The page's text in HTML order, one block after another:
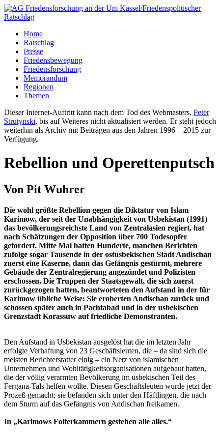
Home
Ratschlag
Presse
Friedensbewegung
Friedensforschung
Memorandum
Regionen
Themen
Dieser Internet-Auftritt kann nach dem Tod des Webmasters, Peter
Strutynski, bis auf Weiteres nicht aktualisiert werden. Er steht jedoch
weiterhin als Archiv mit Beiträgen aus den Jahren 1996 – 2015 zur
Verfügung.
Rebellion und Operettenputsch
Von Pit Wuhrer
Die wohl größte Rebellion gegen die Diktatur von Islam
Karimow, der seit der Unabhängigkeit von Usbekistan (1991)
das bevölkerungsreichste Land von Zentralasien regiert, hat
nach Schätzungen der Opposition über 700 Todesopfer
gefordert. Mitte Mai hatten Hunderte, manchen Berichten
zufolge sogar Tausende in der ostusbekischen Stadt Andischan
zuerst eine Kaserne, dann das Gefängnis gestürmt, mehrere
Gebäude der Zentralregierung angezündet und Polizisten
erschossen. Die Truppen der Staatsgewalt, die sich zuerst
zurückgezogen hatten, beantworteten den Aufstand in der für
Karimow übliche Weise: Sie eroberten Andischan zurück und
schossen später auch in Pachtabad und in der usbekischen
Grenzstadt Korassuw auf friedliche Demonstranten.
Den Aufstand in Usbekistan ausgelöst hat die im letzten Jahr
erfolgte Verhaftung von 23 Geschäftsleuten, die – da sind sich die
meisten Berichterstatter einig – ein Netz von islamischen
Unternehmen und Wohltätigkeitsorganisationen aufgebaut hatten,
die der völlig verarmten Bevölkerung im usbekischen Teil des
Fergana-Tals helfen wollte. Diesen Geschäftsleuten wurde jetzt der
Prozeß gemacht; sie befanden sich unter den Häftlingen, die nach
dem Sturm auf das Gefängnis von Andischan freikamen.
In „Karimows Folterkammern gestehen alle alles.“